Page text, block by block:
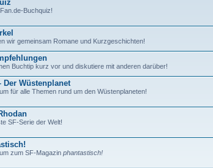
Buchquiz!
wir gemeinsam Romane und Kurzgeschichten!
Buchtip kurz vor und diskutiere mit anderen darüber!
Der Wüstenplanet
für alle Themen rund um den Wüstenplaneten!
SF-Serie der Welt!
zum SF-Magazin phantastisch!